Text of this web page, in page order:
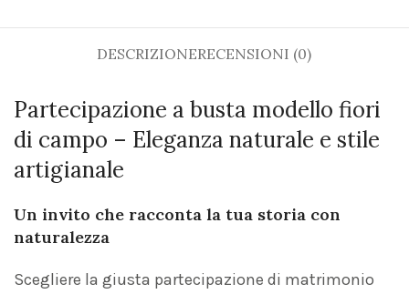
DESCRIZIONERECENSIONI (0)
Partecipazione a busta modello fiori
di campo – Eleganza naturale e stile
artigianale
Un invito che racconta la tua storia con
naturalezza
Scegliere la giusta partecipazione di matrimonio